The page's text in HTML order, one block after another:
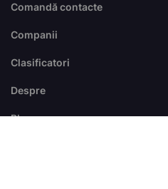
Comandă contacte
Companii
Clasificatori
Despre
Blog